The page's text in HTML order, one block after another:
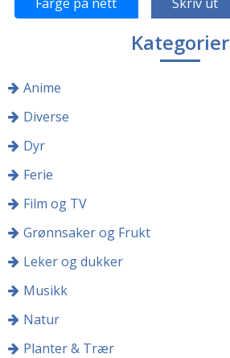
Kategorier
Anime
Diverse
Dyr
Ferie
Film og TV
Grønnsaker og Frukt
Leker og dukker
Musikk
Natur
Planter & Trær